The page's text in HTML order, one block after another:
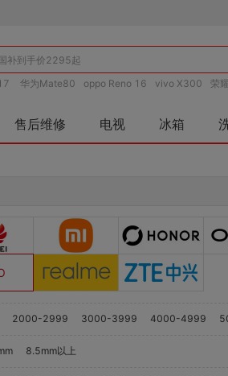
华为Mate80 oppo Reno 16 vivo X300 荣
售后维修 电视 冰箱
2000-2999 3000-3999 4000-4999
8.5mm以上